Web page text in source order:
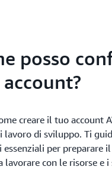
posso
creare il tuo account
lavoro di sviluppo. Ti
essenziali per preparare
lavorare con le risorse e i